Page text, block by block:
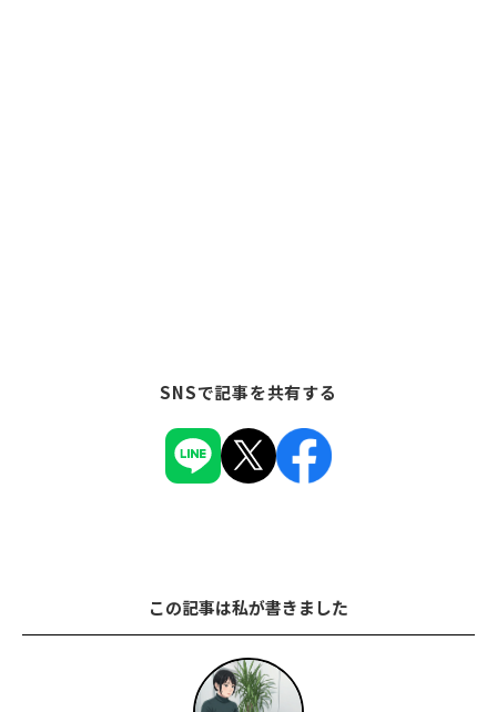
SNSで記事を共有する
この記事は私が書きました